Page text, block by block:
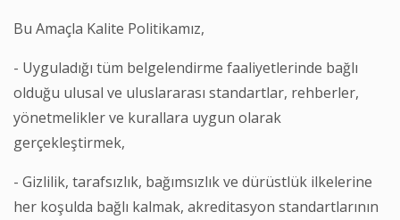
Bu Amaçla Kalite Politikamız,
- Uyguladığı tüm belgelendirme faaliyetlerinde bağlı
olduğu ulusal ve uluslararası standartlar, rehberler,
yönetmelikler ve kurallara uygun olarak
gerçekleştirmek,
- Gizlilik, tarafsızlık, bağımsızlık ve dürüstlük ilkelerine
her koşulda bağlı kalmak, akreditasyon standartlarının